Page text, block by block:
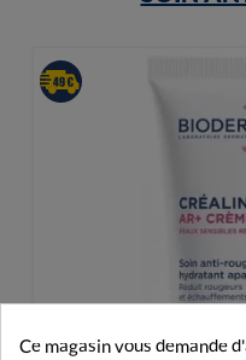
Ce magasin vous demande